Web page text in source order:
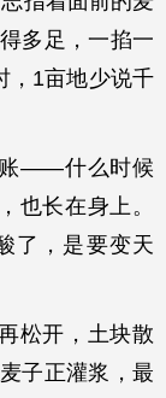
多足，一掐一
，1亩地少说千
账——什么时候
也长在身上。
了，是要变天
松开，土块散
子正灌浆，最